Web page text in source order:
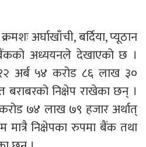
अर्घाखाँची, बर्दिया, प्यूठान
बैंकको अध्ययनले देखाएको छ ।
अर्ब ५४ करोड ८६ लाख ३०
बराबरको निक्षेप राखेका छन् ।
७४ लाख ७९ हजार अर्थात्
मात्रै निक्षेपका रुपमा बैंक तथा